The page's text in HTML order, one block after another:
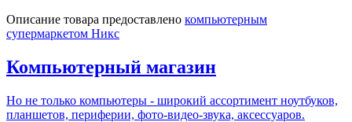
Описание товара предоставлено компьютерным
супермаркетом Никс
Компьютерный магазин
Но не только компьютеры - широкий ассортимент ноутбуков,
планшетов, периферии, фото-видео-звука, аксессуаров.